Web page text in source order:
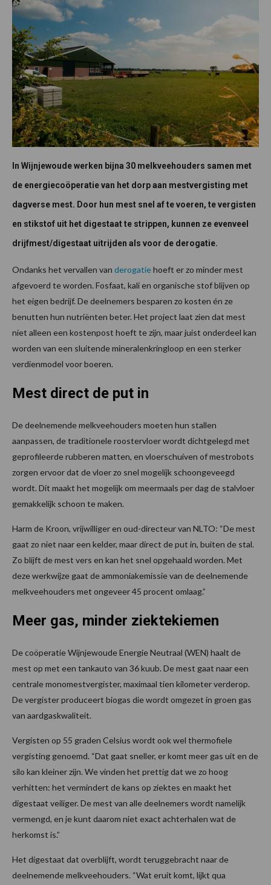
In Wijnjewoude werken bijna 30 melkveehouders samen met
de energiecoöperatie van het dorp aan mestvergisting met
dagverse mest. Door hun mest snel af te voeren, te vergisten
en stikstof uit het digestaat te strippen, kunnen ze evenveel
drijfmest/digestaat uitrijden als voor de derogatie.
Ondanks het vervallen van derogatiehoeft er zo minder mest
afgevoerd te worden. Fosfaat, kali en organische stof blijven op
het eigen bedrijf. De deelnemers besparen zo kosten én ze
benutten hun nutriënten beter. Het project laat zien dat mest
niet alleen een kostenpost hoeft te zijn, maar juist onderdeel kan
worden van een sluitende mineralenkringloop en een sterker
verdienmodel voor boeren.
Mest direct de put in
De deelnemende melkveehouders moeten hun stallen
aanpassen, de traditionele roostervloer wordt dichtgelegd met
geprofileerde rubberen matten, en vloerschuiven of mestrobots
zorgen ervoor dat de vloer zo snel mogelijk schoongeveegd
wordt. Dit maakt het mogelijk om meermaals per dag de stalvloer
gemakkelijk schoon te maken.
Harm de Kroon, vrijwilliger en oud-directeur van NLTO: “De mest
gaat zo niet naar een kelder, maar direct de put in, buiten de stal.
Zo blijft de mest vers en kan het snel opgehaald worden. Met
deze werkwijze gaat de ammoniakemissie van de deelnemende
melkveehouders met ongeveer 45 procent omlaag.”
Meer gas, minder ziektekiemen
De coöperatie Wijnjewoude Energie Neutraal (WEN) haalt de
mest op met een tankauto van 36 kuub. De mest gaat naar een
centrale monomestvergister, maximaal tien kilometer verderop.
De vergister produceert biogas die wordt omgezet in groen gas
van aardgaskwaliteit.
Vergisten op 55 graden Celsius wordt ook wel thermofiele
vergisting genoemd. “Dat gaat sneller, er komt meer gas uit en de
silo kan kleiner zijn. We vinden het prettig dat we zo hoog
verhitten: het vermindert de kans op ziektes en maakt het
digestaat veiliger. De mest van alle deelnemers wordt namelijk
vermengd, en je kunt daarom niet exact achterhalen wat de
herkomst is.”
Het digestaat dat overblijft, wordt teruggebracht naar de
deelnemende melkveehouders. “Wat eruit komt, lijkt qua